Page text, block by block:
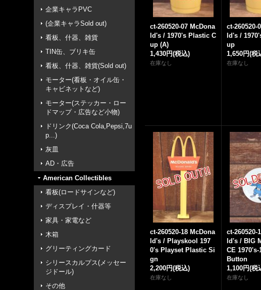
企業キャラPVC
(企業キャラSold out)
看板、什器、雑貨
TIN缶、ブリキ缶
看板、什器、雑貨(Sold out)
モーター(看板・オイル缶・
キャビネットなど)
モーター(ステッカー・ロー
ドマップ・広告など小物)
ドリンク(Coca Cola,Pepsi,7u
p...)
灰皿
AD・広告
American Collectibles
看板(ロードサインなど)
ディスプレイ・什器等
家具・家電など
木箱
グリーティングカード
シリースカルプス(メッセー
ジドール)
その他
ct-260520-07 McDona
ld's / 1970's Plastic C
up (A)
1,430円(税込)
在庫なし
ct-260520-
ld's /
up
1,650円(税
在庫なし
ct-260520-18 McDona
ld's / Playskool 197
0's Playset Plastic Si
gn
2,200円(税込)
在庫なし
ct-260520-
ld's / BIG
CE
Button
1,100円(税
在庫なし